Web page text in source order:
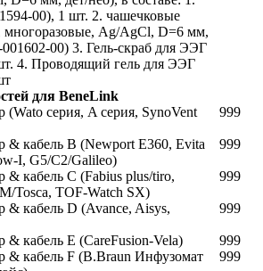
00), 1 шт. 2. чашечковые
многоразовые, Ag/AgCl, D=6 мм,
00) 3. Гель-скраб для ЭЭГ
4. Проводящий гель для ЭЭГ
для BeneLink
(Wato серия, A серия, SynoVent
999
& кабель B (Newport E360, Evita
I, G5/C2/Galileo)
999
& кабель C (Fabius plus/tiro,
Tosca, TOF-Watch SX)
999
& кабель D (Avance, Aisys,
999
& кабель E (CareFusion-Vela)
999
& кабель F (B.Braun Инфузомат
999